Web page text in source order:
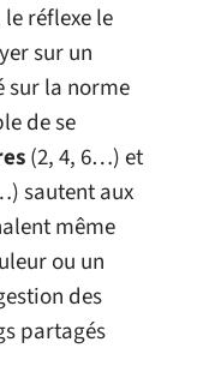
réflexe le
sur un
sur la norme
de se
(2, 4, 6…) et
sautent aux
même
ou un
des
partagés